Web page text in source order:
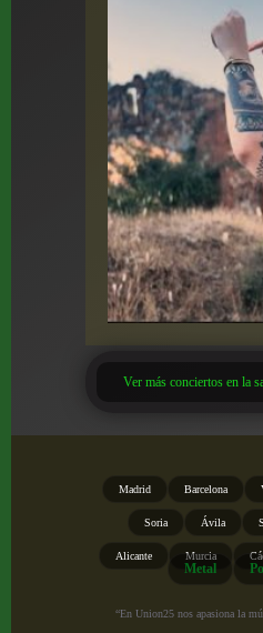
Ver más conciertos en la
Madrid Barcelona
Soria Ávila
Alicante Murcia
Metal
“En Union25 nos apasiona la